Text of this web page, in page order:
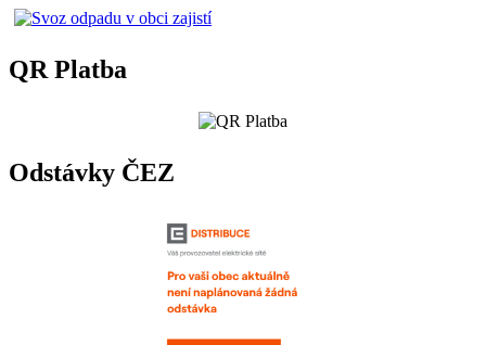
QR Platba
Odstávky ČEZ